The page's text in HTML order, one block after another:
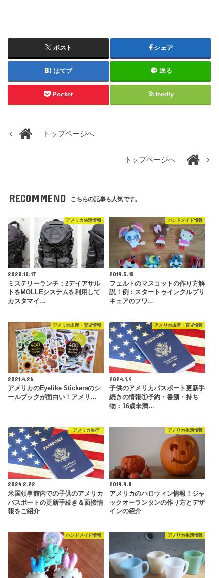
ポスト シェア
はてブ 送る
Pocket feedly
トップページへ
トップページへ
RECOMMEND こちらの記事も人気です。
アメリカ生活情報
2020.10.17
ミステリーランチ：2デイアサル
トをMOLLEシステムを利用して
カスタマイ…
ハンドメイド情報
2019.5.10
フェルトのマスコットの作り方解
説！例：スタートゥインクルプリ
キュアのフワ…
アメリカ出産・育児情報
2021.4.26
アメリカのEyelike Stickersのシ
ールブックが面白い！アメリ…
アメリカ出産・育児情報
2024.1.9
子供のアメリカパスポート更新手
続きの情報①予約・書類・持ち
物：16歳未満…
アメリカ旅行
2024.2.22
米国領事館内での子供のアメリカ
パスポートの更新手続き＆面接情
報をご紹介
アメリカ生活情報
2019.9.8
アメリカのハロウィン情報！ジャ
ックオーランタンの作り方とデザ
インの紹介
ハンドメイド情報 アメリカ生活情報